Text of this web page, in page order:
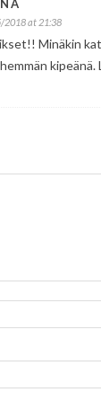
2018 at 21:38
Minäkin